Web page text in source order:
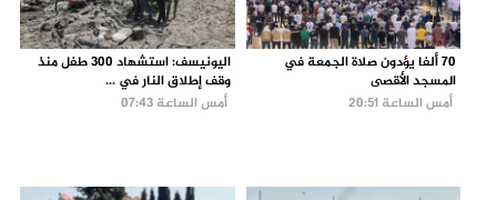
70 ألفا يؤدون صلاة الجمعة في
المسجد الأقصى
أمس الساعة 20:51
اليونيسف: استشهاد 300 طفل منذ
وقف إطلاق النار في ...
أمس الساعة 07:43